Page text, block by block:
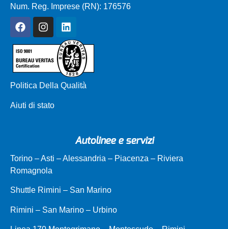
Num. Reg. Imprese (RN): 176576
Politica Della Qualità
Aiuti di stato
Autolinee e servizi
Torino – Asti – Alessandria – Piacenza – Riviera
Romagnola
Shuttle Rimini – San Marino
Rimini – San Marino – Urbino